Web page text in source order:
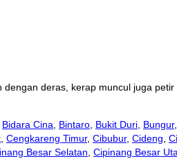
deras, kerap muncul juga
Bidara Cina, Bintaro, Bukit Duri, Bungur,
, Cengkareng Timur, Cibubur, Cideng,
Besar Selatan, Cipinang Besar